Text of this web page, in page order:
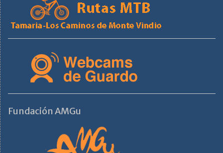
Fundación AMGu